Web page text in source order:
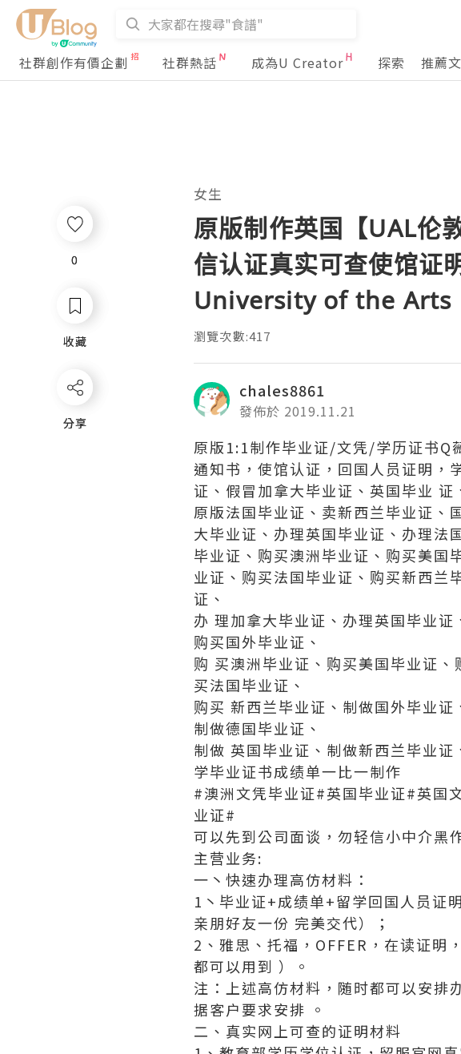
社群創作有價企劃
社群熱話 成為U Creator 探索 推薦
0
收藏
分享
女生
原版制作英国【UAL伦
信认证真实可查使馆
University of the
瀏覽次數:417
chales8861
發佈於 2019.11.21
原版1:1制作毕业证/文凭/学历证书
通知书，使馆认证，回国人员证明
证、假冒加拿大毕业证、英国毕业
原版法国毕业证、卖新西兰毕业证、
大毕业证、办理英国毕业证、办理法
毕业证、购买澳洲毕业证、购买美国
业证、购买法国毕业证、购买新西兰
证、
办 理加拿大毕业证、办理英国毕业
购买国外毕业证、
购 买澳洲毕业证、购买美国毕业证
买法国毕业证、
购买 新西兰毕业证、制做国外毕业
制做德国毕业证、
制做 英国毕业证、制做新西兰毕业
学毕业证书成绩单一比一制作
#澳洲文凭毕业证#英国毕业证#英国
业证#
可以先到公司面谈，勿轻信小中介黑
主营业务:
一丶快速办理高仿材料：
1丶毕业证+成绩单+留学回国人员证
亲朋好友一份 完美交代）；
2、雅思、托福，OFFER，在读证明
都可以用到 ）。
注：上述高仿材料，随时都可以安排
据客户要求安排 。
二、真实网上可查的证明材料
0
收藏
分享